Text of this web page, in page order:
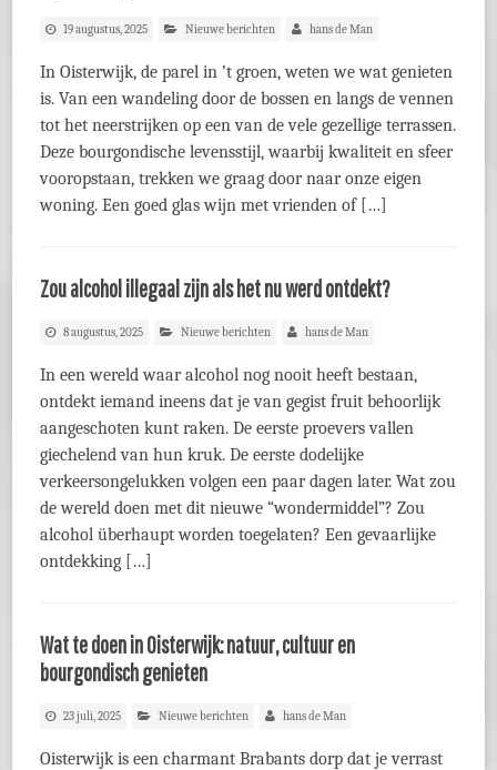
19 augustus, 2025 Nieuwe berichten hans de Man
In Oisterwijk, de parel in ’t groen, weten we wat genieten
is. Van een wandeling door de bossen en langs de vennen
tot het neerstrijken op een van de vele gezellige terrassen.
Deze bourgondische levensstijl, waarbij kwaliteit en sfeer
vooropstaan, trekken we graag door naar onze eigen
woning. Een goed glas wijn met vrienden of […]
Zou alcohol illegaal zijn als het nu werd ontdekt?
8 augustus, 2025 Nieuwe berichten hans de Man
In een wereld waar alcohol nog nooit heeft bestaan,
ontdekt iemand ineens dat je van gegist fruit behoorlijk
aangeschoten kunt raken. De eerste proevers vallen
giechelend van hun kruk. De eerste dodelijke
verkeersongelukken volgen een paar dagen later. Wat zou
de wereld doen met dit nieuwe “wondermiddel”? Zou
alcohol überhaupt worden toegelaten? Een gevaarlijke
ontdekking […]
Wat te doen in Oisterwijk: natuur, cultuur en
bourgondisch genieten
23 juli, 2025 Nieuwe berichten hans de Man
Oisterwijk is een charmant Brabants dorp dat je verrast